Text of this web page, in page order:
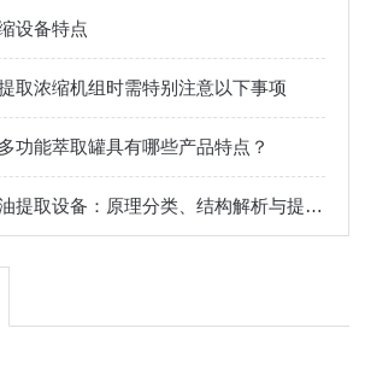
设备特点
取浓缩机组时需特别注意以下事项
功能萃取罐具有哪些产品特点？
实验型植物精油提取设备：原理分类、结构解析与提取工艺探索